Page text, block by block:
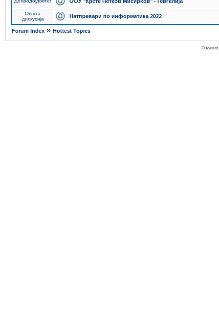
Општа
дискусија
Натпревари по информатика 2022
Forum Index » Hottest Topics